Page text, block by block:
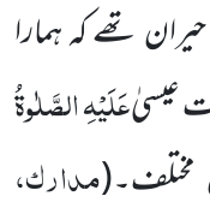
تھے کہ ہمارا
عیسیٰعَلَیْہِ الصَّلٰوۃُ
مختلف۔(مدارک،